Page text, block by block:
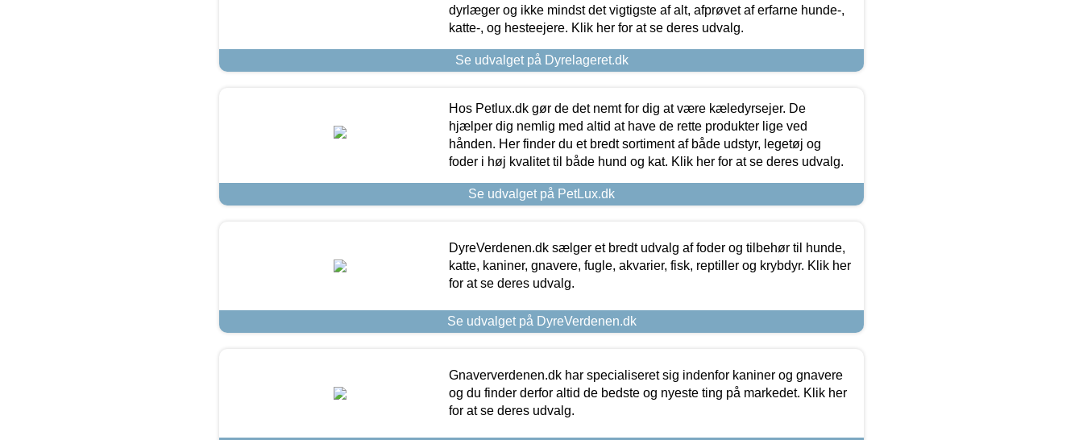
dyrlæger og ikke mindst det vigtigste af alt, afprøvet af erfarne hunde-,
katte-, og hesteejere. Klik her for at se deres udvalg.
Se udvalget på Dyrelageret.dk
Hos Petlux.dk gør de det nemt for dig at være kæledyrsejer. De
hjælper dig nemlig med altid at have de rette produkter lige ved
hånden. Her finder du et bredt sortiment af både udstyr, legetøj og
foder i høj kvalitet til både hund og kat. Klik her for at se deres udvalg.
Se udvalget på PetLux.dk
DyreVerdenen.dk sælger et bredt udvalg af foder og tilbehør til hunde,
katte, kaniner, gnavere, fugle, akvarier, fisk, reptiller og krybdyr. Klik her
for at se deres udvalg.
Se udvalget på DyreVerdenen.dk
Gnaververdenen.dk har specialiseret sig indenfor kaniner og gnavere
og du finder derfor altid de bedste og nyeste ting på markedet. Klik her
for at se deres udvalg.